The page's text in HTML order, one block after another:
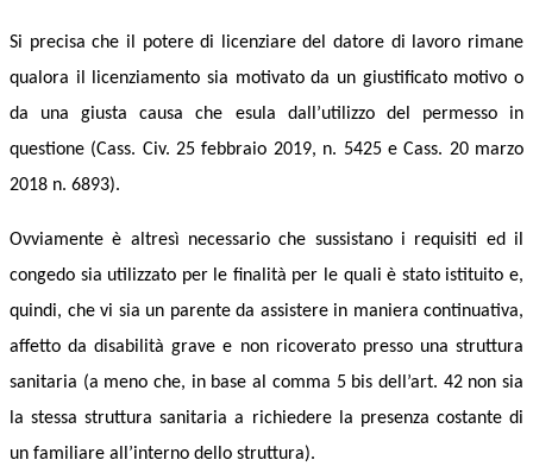
Si precisa che il potere di licenziare del datore di lavoro rimane
qualora il licenziamento sia motivato da un giustificato motivo o
da una giusta causa che esula dall’utilizzo del permesso in
questione (Cass. Civ. 25 febbraio 2019, n. 5425 e Cass. 20 marzo
2018 n. 6893).
Ovviamente è altresì necessario che sussistano i requisiti ed il
congedo sia utilizzato per le finalità per le quali è stato istituito e,
quindi, che vi sia un parente da assistere in maniera continuativa,
affetto da disabilità grave e non ricoverato presso una struttura
sanitaria (a meno che, in base al comma 5 bis dell’art. 42 non sia
la stessa struttura sanitaria a richiedere la presenza costante di
un familiare all’interno dello struttura).